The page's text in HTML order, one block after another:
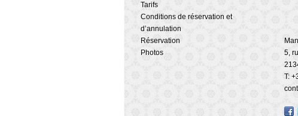
Tarifs
Conditions de réservation et
d’annulation
Réservation
Photos
5,
T: